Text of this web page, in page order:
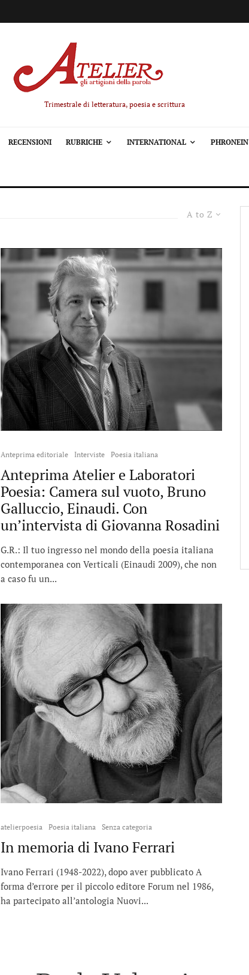
Trimestrale di letteratura, poesia e scrittura
RECENSIONI RUBRICHE INTERNATIONAL PHRONEIN
A to Z
Anteprima editoriale Interviste Poesia italiana
Anteprima Atelier e Laboratori
Poesia: Camera sul vuoto, Bruno
Galluccio, Einaudi. Con
un’intervista di Giovanna Rosadini
G.R.: Il tuo ingresso nel mondo della poesia italiana
contemporanea con Verticali (Einaudi 2009), che non
a caso fu un...
atelierpoesia Poesia italiana Senza categoria
In memoria di Ivano Ferrari
Ivano Ferrari (1948-2022), dopo aver pubblicato A
forma d’errore per il piccolo editore Forum nel 1986,
ha partecipato all’antologia Nuovi...